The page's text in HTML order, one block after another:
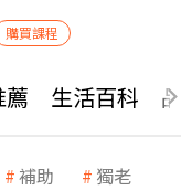
購買課程
薦 生活百科
補助 獨老